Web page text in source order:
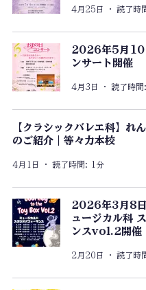
4月25日 読了時
2026年5月10
ンサート開催
4月3日 読了時
【クラシックバレエ科】れ
のご紹介｜等々力本校
4月1日 読了時間: 1分
2026年3月8日
ュージカル科
ンスvol.2開催
2月20日 読了時